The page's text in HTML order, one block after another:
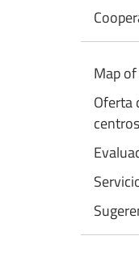
Map
Oferta
centros